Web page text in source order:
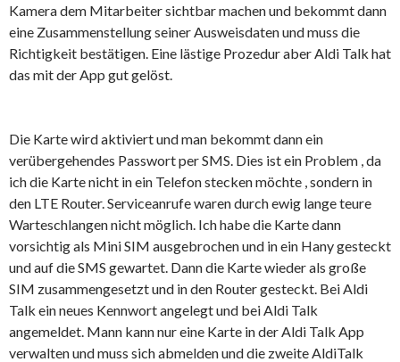
Kamera dem Mitarbeiter sichtbar machen und bekommt dann
eine Zusammenstellung seiner Ausweisdaten und muss die
Richtigkeit bestätigen. Eine lästige Prozedur aber Aldi Talk hat
das mit der App gut gelöst.
Die Karte wird aktiviert und man bekommt dann ein
verübergehendes Passwort per SMS. Dies ist ein Problem , da
ich die Karte nicht in ein Telefon stecken möchte , sondern in
den LTE Router. Serviceanrufe waren durch ewig lange teure
Warteschlangen nicht möglich. Ich habe die Karte dann
vorsichtig als Mini SIM ausgebrochen und in ein Hany gesteckt
und auf die SMS gewartet. Dann die Karte wieder als große
SIM zusammengesetzt und in den Router gesteckt. Bei Aldi
Talk ein neues Kennwort angelegt und bei Aldi Talk
angemeldet. Mann kann nur eine Karte in der Aldi Talk App
verwalten und muss sich abmelden und die zweite AldiTalk